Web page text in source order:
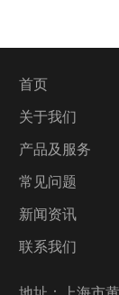
首页
关于我们
产品及服务
常见问题
新闻资讯
联系我们